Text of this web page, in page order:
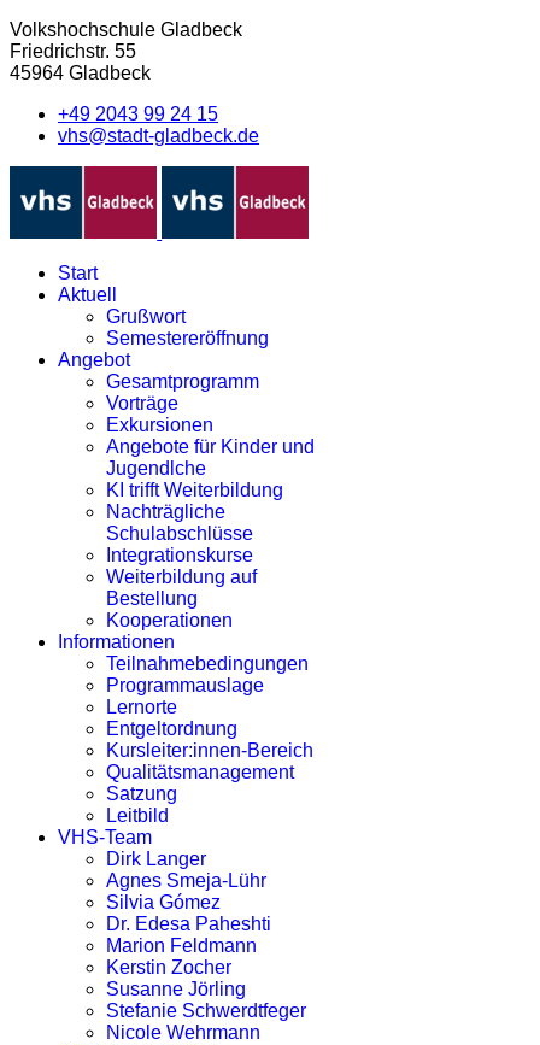
Volkshochschule Gladbeck
Friedrichstr. 55
45964 Gladbeck
+49 2043 99 24 15
vhs@stadt-gladbeck.de
Start
Aktuell
Grußwort
Semestereröffnung
Angebot
Gesamtprogramm
Vorträge
Exkursionen
Angebote für Kinder und
Jugendlche
KI trifft Weiterbildung
Nachträgliche
Schulabschlüsse
Integrationskurse
Weiterbildung auf
Bestellung
Kooperationen
Informationen
Teilnahmebedingungen
Programmauslage
Lernorte
Entgeltordnung
Kursleiter:innen-Bereich
Qualitätsmanagement
Satzung
Leitbild
VHS-Team
Dirk Langer
Agnes Smeja-Lühr
Silvia Gómez
Dr. Edesa Paheshti
Marion Feldmann
Kerstin Zocher
Susanne Jörling
Stefanie Schwerdtfeger
Nicole Wehrmann